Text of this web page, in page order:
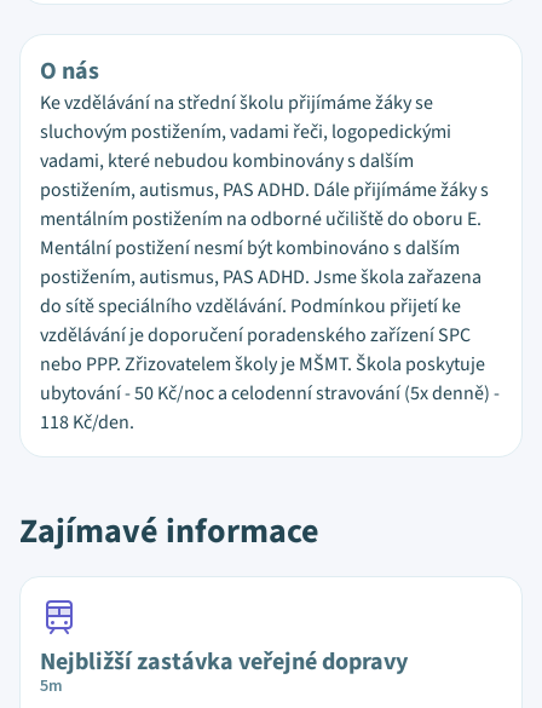
O nás
Ke vzdělávání na střední školu přijímáme žáky se
sluchovým postižením, vadami řeči, logopedickými
vadami, které nebudou kombinovány s dalším
postižením, autismus, PAS ADHD. Dále přijímáme žáky s
mentálním postižením na odborné učiliště do oboru E.
Mentální postižení nesmí být kombinováno s dalším
postižením, autismus, PAS ADHD. Jsme škola zařazena
do sítě speciálního vzdělávání. Podmínkou přijetí ke
vzdělávání je doporučení poradenského zařízení SPC
nebo PPP. Zřizovatelem školy je MŠMT. Škola poskytuje
ubytování - 50 Kč/noc a celodenní stravování (5x denně) -
118 Kč/den.
Zajímavé informace
Nejbližší zastávka veřejné dopravy
5m